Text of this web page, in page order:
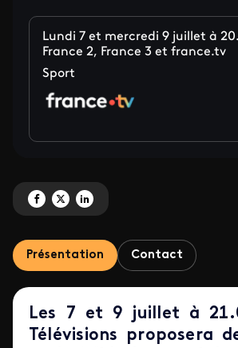
Lundi 7 et mercredi 9 juillet à
France 2, France 3 et france.tv
Sport
Partagez 'Groupes B et D - 2<sup>e</sup>
Partagez 'Groupes B et D - 2<sup>e</
Partagez 'Groupes B et D -
Présentation Contact
Les 7 et 9 juillet à
Télévisions proposera